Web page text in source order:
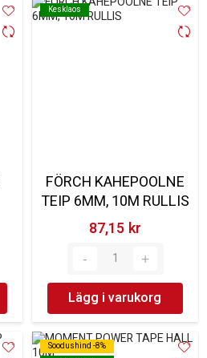
Kesklaos
Kesklaos
FÖRCH KAHEPOOLNE
TEIP 6MM, 10M RULLIS
87,15 kr‎
Lägg i varukorg
Soodushind -8%
Soodushind -8%